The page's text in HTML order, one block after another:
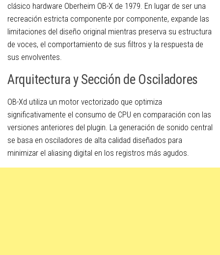
clásico hardware Oberheim OB-X de 1979. En lugar de ser una
recreación estricta componente por componente, expande las
limitaciones del diseño original mientras preserva su estructura
de voces, el comportamiento de sus filtros y la respuesta de
sus envolventes.
Arquitectura y Sección de Osciladores
OB-Xd utiliza un motor vectorizado que optimiza
significativamente el consumo de CPU en comparación con las
versiones anteriores del plugin. La generación de sonido central
se basa en osciladores de alta calidad diseñados para
minimizar el aliasing digital en los registros más agudos.